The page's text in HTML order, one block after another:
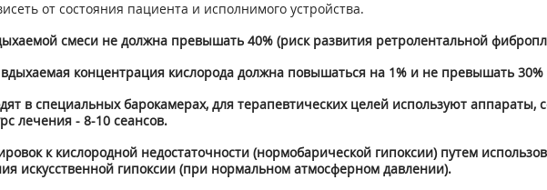
от состояния пациента и исполнимого устройства.
смеси не должна превышать 40% (риск развития ретролентальной
концентрация кислорода должна повышаться на 1% и не превышать 30%
в специальных барокамерах, для терапевтических целей используют
лечения - 8-10 сеансов.
к кислородной недостаточности (нормобарической гипоксии) путем
искусственной гипоксии (при нормальном атмосферном давлении).